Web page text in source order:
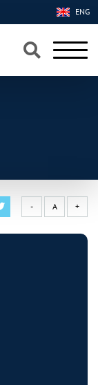
×
×
ENG
- A +